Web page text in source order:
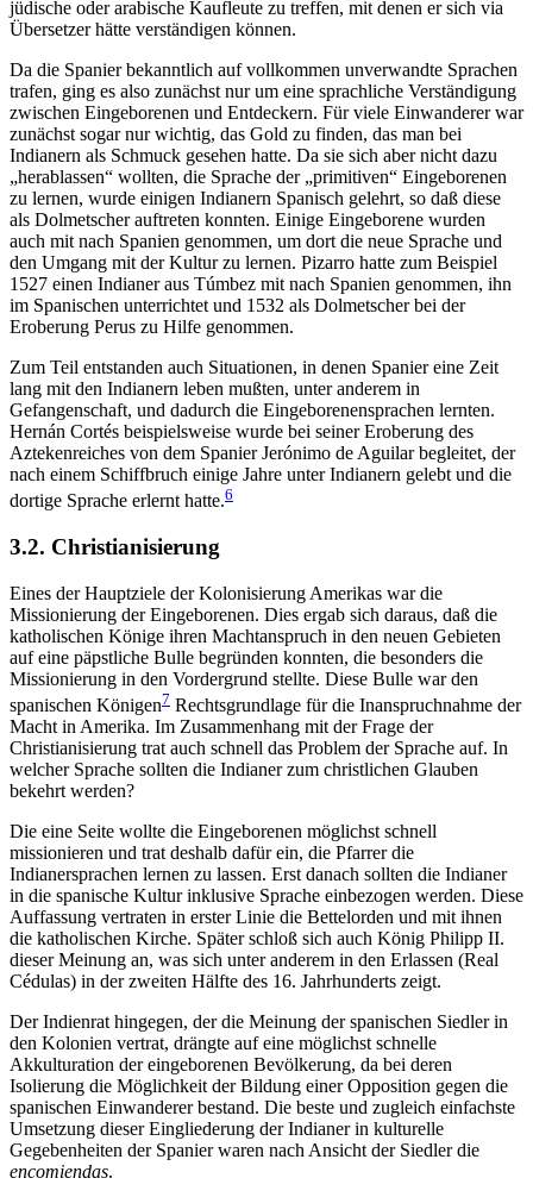
jüdische oder arabische Kaufleute zu treffen, mit denen er sich via
Übersetzer hätte verständigen können.
Da die Spanier bekanntlich auf vollkommen unverwandte Sprachen
trafen, ging es also zunächst nur um eine sprachliche Verständigung
zwischen Eingeborenen und Entdeckern. Für viele Einwanderer war
zunächst sogar nur wichtig, das Gold zu finden, das man bei
Indianern als Schmuck gesehen hatte. Da sie sich aber nicht dazu
„herablassen“ wollten, die Sprache der „primitiven“ Eingeborenen
zu lernen, wurde einigen Indianern Spanisch gelehrt, so daß diese
als Dolmetscher auftreten konnten. Einige Eingeborene wurden
auch mit nach Spanien genommen, um dort die neue Sprache und
den Umgang mit der Kultur zu lernen. Pizarro hatte zum Beispiel
1527 einen Indianer aus Túmbez mit nach Spanien genommen, ihn
im Spanischen unterrichtet und 1532 als Dolmetscher bei der
Eroberung Perus zu Hilfe genommen.
Zum Teil entstanden auch Situationen, in denen Spanier eine Zeit
lang mit den Indianern leben mußten, unter anderem in
Gefangenschaft, und dadurch die Eingeborenensprachen lernten.
Hernán Cortés beispielsweise wurde bei seiner Eroberung des
Aztekenreiches von dem Spanier Jerónimo de Aguilar begleitet, der
nach einem Schiffbruch einige Jahre unter Indianern gelebt und die
dortige Sprache erlernt hatte.6
3.2. Christianisierung
Eines der Hauptziele der Kolonisierung Amerikas war die
Missionierung der Eingeborenen. Dies ergab sich daraus, daß die
katholischen Könige ihren Machtanspruch in den neuen Gebieten
auf eine päpstliche Bulle begründen konnten, die besonders die
Missionierung in den Vordergrund stellte. Diese Bulle war den
spanischen Königen7 Rechtsgrundlage für die Inanspruchnahme der
Macht in Amerika. Im Zusammenhang mit der Frage der
Christianisierung trat auch schnell das Problem der Sprache auf. In
welcher Sprache sollten die Indianer zum christlichen Glauben
bekehrt werden?
Die eine Seite wollte die Eingeborenen möglichst schnell
missionieren und trat deshalb dafür ein, die Pfarrer die
Indianersprachen lernen zu lassen. Erst danach sollten die Indianer
in die spanische Kultur inklusive Sprache einbezogen werden. Diese
Auffassung vertraten in erster Linie die Bettelorden und mit ihnen
die katholischen Kirche. Später schloß sich auch König Philipp II.
dieser Meinung an, was sich unter anderem in den Erlassen (Real
Cédulas) in der zweiten Hälfte des 16. Jahrhunderts zeigt.
Der Indienrat hingegen, der die Meinung der spanischen Siedler in
den Kolonien vertrat, drängte auf eine möglichst schnelle
Akkulturation der eingeborenen Bevölkerung, da bei deren
Isolierung die Möglichkeit der Bildung einer Opposition gegen die
spanischen Einwanderer bestand. Die beste und zugleich einfachste
Umsetzung dieser Eingliederung der Indianer in kulturelle
Gegebenheiten der Spanier waren nach Ansicht der Siedler die
encomiendas.